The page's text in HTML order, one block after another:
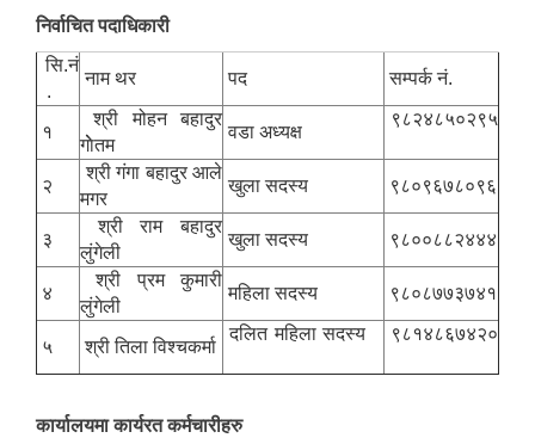
निर्वाचित पदाधिकारी
सि.नं
.
नाम थर पद सम्पर्क नं.
१
श्री मोहन बहादुर
गाेेतम
वडा अध्यक्ष
९८२४८५०२९५
२
श्री गंगा बहादुर आले
मगर
खुला सदस्य ९८०९६७८०९६
३
श्री राम बहादुर
लुंगेली
खुला सदस्य ९८००८८२४४४
४
श्री प्रम कुमारी
लुंगेली
महिला सदस्य ९८०८७७३७४१
५ श्री तिला विश्चकर्मा
दलित महिला सदस्य ९८१४८६७४२०
कार्यालयमा कार्यरत कर्मचारीहरु